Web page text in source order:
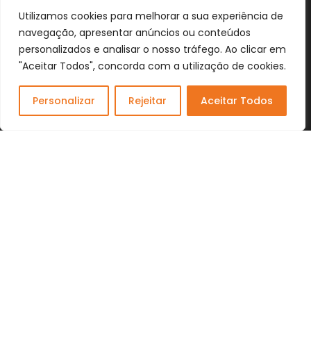
Utilizamos cookies para melhorar a sua experiência de
navegação, apresentar anúncios ou conteúdos
personalizados e analisar o nosso tráfego. Ao clicar em
"Aceitar Todos", concorda com a utilização de cookies.
Personalizar Rejeitar Aceitar Todos
Política de Cookies
Termos e Condições
Livro de Reclamações Online